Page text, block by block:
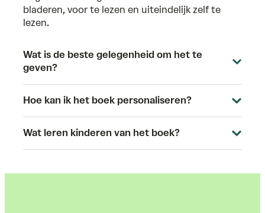
bladeren, voor te lezen en uiteindelijk zelf te
lezen.
Wat is de beste gelegenheid om het te
geven?
Hoe kan ik het boek personaliseren?
Wat leren kinderen van het boek?